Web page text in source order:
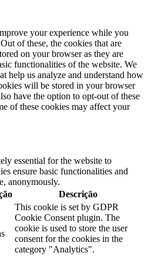
your experience while you
of these, the cookies that are
on your browser as they are
functionalities of the website. We
help us analyze and understand how
will be stored in your browser
have the option to opt-out of these
of these cookies may affect your
essential for the website to
ensure basic functionalities and
anonymously.
Descrição
This cookie is set by GDPR
Cookie Consent plugin. The
cookie is used to store the user
consent for the cookies in the
category "Analytics".